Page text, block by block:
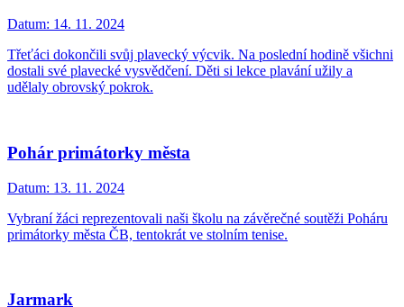
Datum: 14. 11. 2024
Třeťáci dokončili svůj plavecký výcvik. Na poslední hodině všichni
dostali své plavecké vysvědčení. Děti si lekce plavání užily a
udělaly obrovský pokrok.
Pohár primátorky města
Datum: 13. 11. 2024
Vybraní žáci reprezentovali naši školu na závěrečné soutěži Poháru
primátorky města ČB, tentokrát ve stolním tenise.
Jarmark